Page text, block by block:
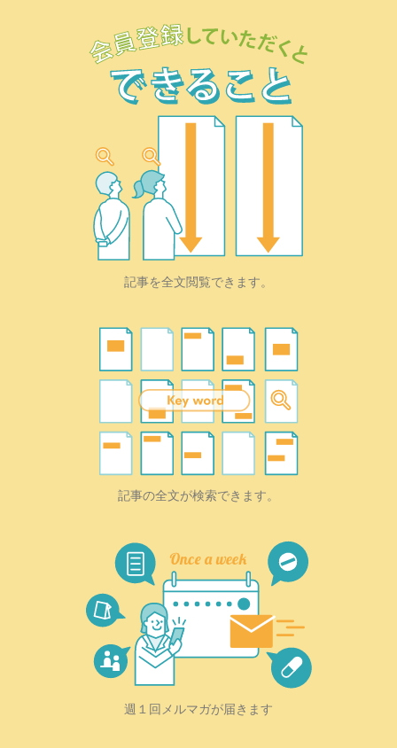
記事を全文閲覧できます。
記事の全文が検索できます。
週１回メルマガが届きます